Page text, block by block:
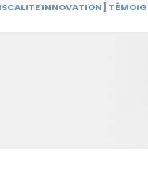
INNOVATION]